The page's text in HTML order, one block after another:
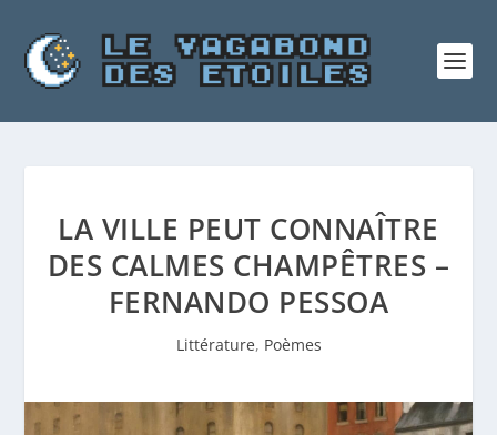
LA VILLE PEUT CONNAÎTRE
DES CALMES CHAMPÊTRES –
FERNANDO PESSOA
Littérature, Poèmes